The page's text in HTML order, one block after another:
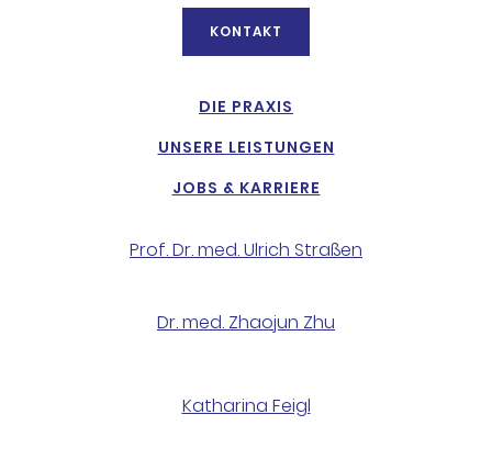
KONTAKT
DIE PRAXIS
UNSERE LEISTUNGEN
Prof. Dr. med. Ulrich Straßen
Dr. med. Zhaojun Zhu
Katharina Feigl
JOBS & KARRIERE